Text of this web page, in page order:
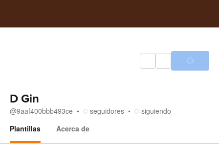
D Gin
@9aaf400bbb493ce seguidores
siguiendo
Plantillas
Acerca de